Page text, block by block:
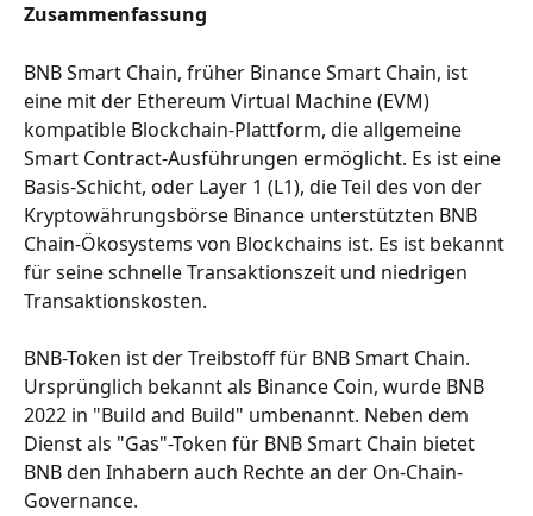
Zusammenfassung
BNB Smart Chain, früher Binance Smart Chain, ist
eine mit der Ethereum Virtual Machine (EVM)
kompatible Blockchain-Plattform, die allgemeine
Smart Contract-Ausführungen ermöglicht. Es ist eine
Basis-Schicht, oder Layer 1 (L1), die Teil des von der
Kryptowährungsbörse Binance unterstützten BNB
Chain-Ökosystems von Blockchains ist. Es ist bekannt
für seine schnelle Transaktionszeit und niedrigen
Transaktionskosten.
BNB-Token ist der Treibstoff für BNB Smart Chain.
Ursprünglich bekannt als Binance Coin, wurde BNB
2022 in "Build and Build" umbenannt. Neben dem
Dienst als "Gas"-Token für BNB Smart Chain bietet
BNB den Inhabern auch Rechte an der On-Chain-
Governance.